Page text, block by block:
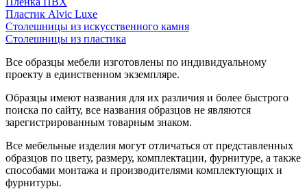
Пластик Alvic Luxe
Столешницы из искусственного камня
Столешницы из пластика
Все образцы мебели изготовлены по индивидуальному
проекту в единственном экземпляре.
Образцы имеют названия для их различия и более быстрого
поиска по сайту, все названия образцов не являются
зарегистрированным товарным знаком.
Все мебельные изделия могут отличаться от представленных
образцов по цвету, размеру, комплектации, фурнитуре, а также
способами монтажа и производителями комплектующих и
фурнитуры.